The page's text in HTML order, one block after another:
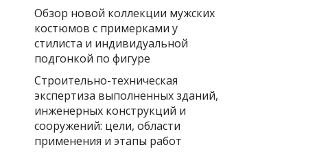
Обзор новой коллекции мужских
костюмов с примерками у
стилиста и индивидуальной
подгонкой по фигуре
Строительно-техническая
экспертиза выполненных зданий,
инженерных конструкций и
сооружений: цели, области
применения и этапы работ